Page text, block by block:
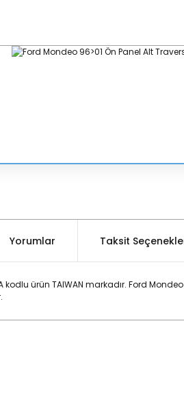
Yorumlar Taksit
kodlu ürün TAIWAN markadır. Ford